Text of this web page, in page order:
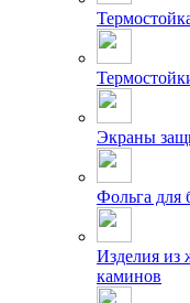
Экраны
Фольга для
Изделия из
каминов